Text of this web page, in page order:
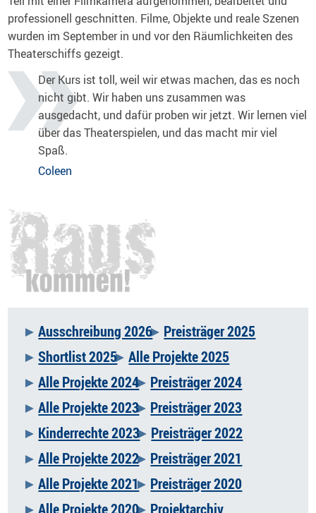
professionell geschnitten. Filme, Objekte und reale Szenen
wurden im September in und vor den Räumlichkeiten des
Theaterschiffs gezeigt.
Der Kurs ist toll, weil wir etwas machen, das es noch
nicht gibt. Wir haben uns zusammen was
ausgedacht, und dafür proben wir jetzt. Wir lernen viel
über das Theaterspielen, und das macht mir viel
Spaß.
Coleen
Navigation
überspringen
Ausschreibung 2026
Preisträger 2025
Shortlist 2025 Alle Projekte 2025
Alle Projekte 2024
Preisträger 2024
Alle Projekte 2023
Preisträger 2023
Kinderrechte 2023
Preisträger 2022
Alle Projekte 2022
Preisträger 2021
Alle Projekte 2021
Preisträger 2020
Alle Projekte 2020
Projektarchiv